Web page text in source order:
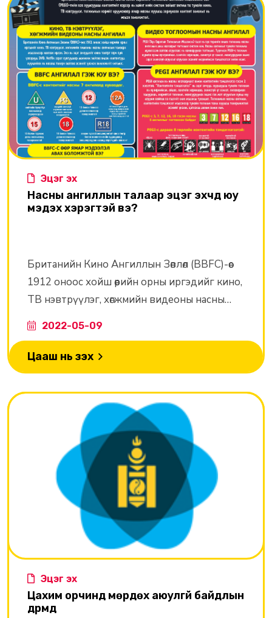
Эцэг эх
Насны ангиллын талаар эцэг эхчүүд юу
мэдэх хэрэгтэй вэ?
Британийн Кино Ангиллын Зөвлөл (BBFC)-өөс
1912 оноос хойш өөрийн орны иргэдийг кино,
ТВ нэвтрүүлэг, хөгжмийн видеоны насны
ангиллын талаарх мэдээллээр хангаж ирсэн.
Энэ нь эцэг эхчүүдийг кино театрт гарч буй
үзвэрүүд, DVD, Netflix зэрэг сувгуудаар
дамжиж байгаа видео контентууд
үнэлэх боломжийг олгодог.
2022-05-09
Цааш нь үзэх
Эцэг эх
Цахим орчинд мөрдөх аюулгүй байдлын